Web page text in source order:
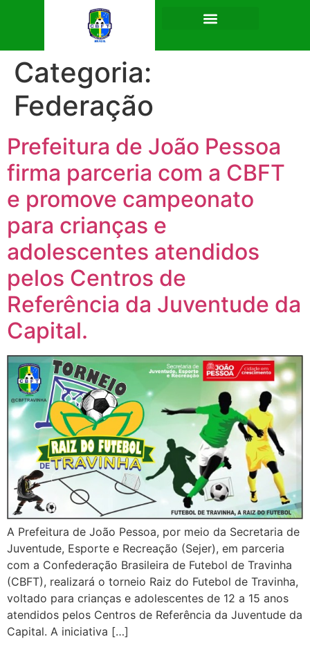
Categoria:
Federação
Prefeitura de João Pessoa
firma parceria com a CBFT
e promove campeonato
para crianças e
adolescentes atendidos
pelos Centros de
Referência da Juventude da
Capital.
A Prefeitura de João Pessoa, por meio da Secretaria de
Juventude, Esporte e Recreação (Sejer), em parceria
com a Confederação Brasileira de Futebol de Travinha
(CBFT), realizará o torneio Raiz do Futebol de Travinha,
voltado para crianças e adolescentes de 12 a 15 anos
atendidos pelos Centros de Referência da Juventude da
Capital. A iniciativa […]